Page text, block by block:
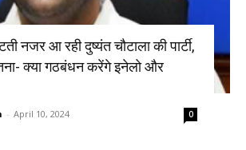
नजर आ रही दुष्यंत चौटाला की पार्टी,
क्या गठबंधन करेंगे इनेलो और
- April 10, 2024 0